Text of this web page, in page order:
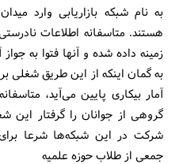
به نام شبکه بازاریابی وارد
هستند. متاسفانه اطلاعات
زمینه داده شده و آنها فتوا به
به گمان اینکه از این طریق شغلی
آمار بیکاری پایین می‌آید،
گروهی از جوانان را گرفتار این
شرکت در این شبکه‌ها شرعا
جمعی از طلاب حوزه علمیه